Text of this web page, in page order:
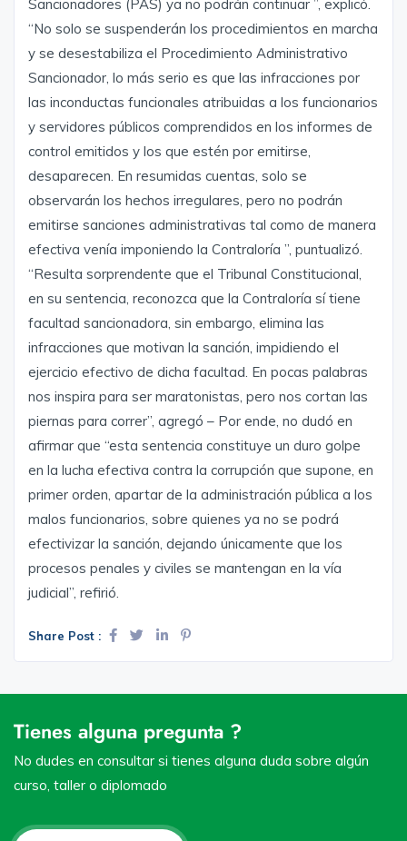
Sancionadores (PAS) ya no podrán continuar ”, explicó.
“No solo se suspenderán los procedimientos en marcha
y se desestabiliza el Procedimiento Administrativo
Sancionador, lo más serio es que las infracciones por
las inconductas funcionales atribuidas a los funcionarios
y servidores públicos comprendidos en los informes de
control emitidos y los que estén por emitirse,
desaparecen. En resumidas cuentas, solo se
observarán los hechos irregulares, pero no podrán
emitirse sanciones administrativas tal como de manera
efectiva venía imponiendo la Contraloría ”, puntualizó.
“Resulta sorprendente que el Tribunal Constitucional,
en su sentencia, reconozca que la Contraloría sí tiene
facultad sancionadora, sin embargo, elimina las
infracciones que motivan la sanción, impidiendo el
ejercicio efectivo de dicha facultad. En pocas palabras
nos inspira para ser maratonistas, pero nos cortan las
piernas para correr”, agregó – Por ende, no dudó en
afirmar que “esta sentencia constituye un duro golpe
en la lucha efectiva contra la corrupción que supone, en
primer orden, apartar de la administración pública a los
malos funcionarios, sobre quienes ya no se podrá
efectivizar la sanción, dejando únicamente que los
procesos penales y civiles se mantengan en la vía
judicial”, refirió.
Share Post :
Tienes alguna pregunta ?
No dudes en consultar si tienes alguna duda sobre algún
curso, taller o diplomado